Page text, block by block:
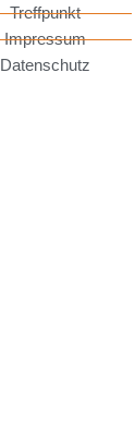
Treffpunkt
Impressum
Datenschutz